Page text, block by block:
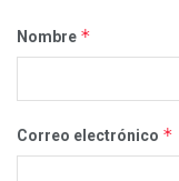
Nombre *
Correo electrónico *